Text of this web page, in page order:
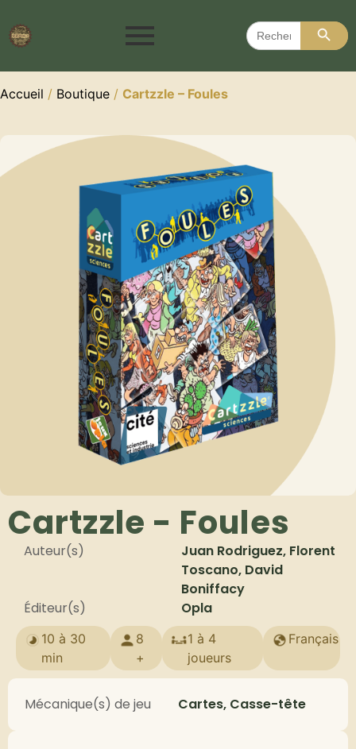
Search
for:
Search
Accueil / Boutique / Cartzzle – Foules
Cartzzle - Foules
Auteur(s)
Juan Rodriguez, Florent
Toscano, David
Boniffacy
Éditeur(s)
Opla
10 à 30
min
8
+
1 à 4
joueurs
Français
Mécanique(s) de jeu Cartes, Casse-tête